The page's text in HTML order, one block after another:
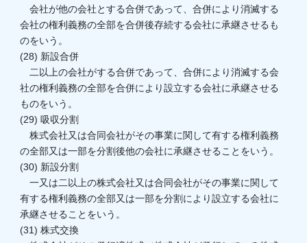
会社が他の会社とする合併であって、合併により消滅する
会社の権利義務の全部を合併後存続する会社に承継させるも
のをいう。
(28) 新設合併
二以上の会社がする合併であって、合併により消滅する会
社の権利義務の全部を合併により設立する会社に承継させる
ものをいう。
(29) 吸収分割
株式会社又は合同会社がその事業に関して有する権利義務
の全部又は一部を分割後他の会社に承継させることをいう。
(30) 新設分割
一又は二以上の株式会社又は合同会社がその事業に関して
有する権利義務の全部又は一部を分割により設立する会社に
承継させることをいう。
(31) 株式交換